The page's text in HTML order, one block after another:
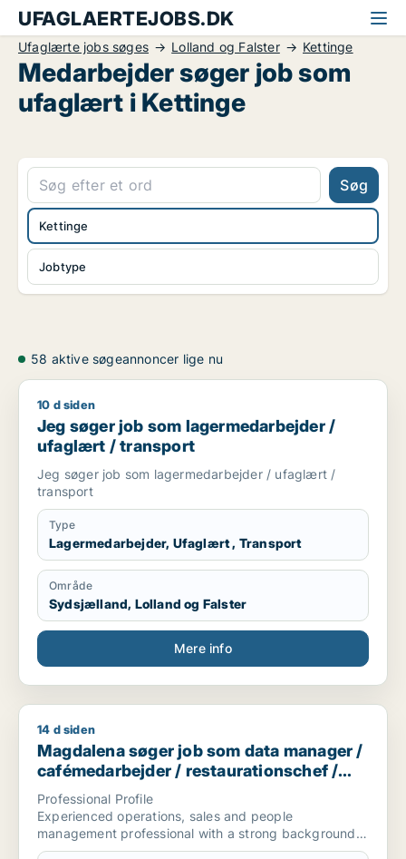
UFAGLAERTEJOBS.DK
Ufaglærte jobs søges Lolland og Falster Kettinge
Medarbejder søger job som
ufaglært i Kettinge
Søg
Jobtype
Kettinge
58 aktive søgeannoncer lige nu
Jeg søger job som lagermedarbejder / ufaglært / transport
10 d siden
Jeg søger job som lagermedarbejder /
ufaglært / transport
Jeg søger job som lagermedarbejder / ufaglært /
transport
Type
Lagermedarbejder, Ufaglært , Transport
Område
Sydsjælland, Lolland og Falster
Mere info
Magdalena søger job som data manager /
14 d siden
Magdalena søger job som data manager /
cafémedarbejder / restaurationschef /
hotelmedarbejder
Professional Profile
Experienced operations, sales and people
management professional with a strong background
in